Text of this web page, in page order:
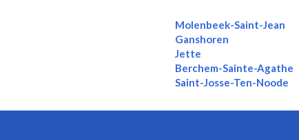
Molenbeek-Saint-Jean
Ganshoren
Jette
Berchem-Sainte-Agathe
Saint-Josse-Ten-Noode